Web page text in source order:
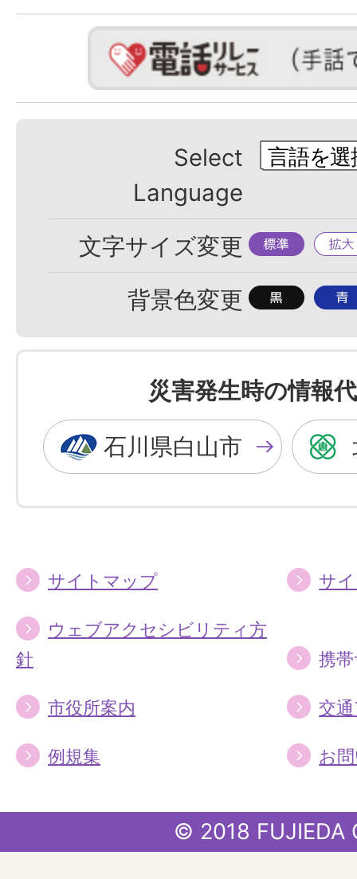
Select
Language
文字サイズ変更 標
準
拡
大
背景色変更 背
色
を
黒
色
に
背
色
を
青
色
に
災害発生時の情報
石川県白山市
サイトマップ サ
ウェブアクセシビリティ方
針
携
市役所案内 交
例規集 お
© 2018 FUJIEDA